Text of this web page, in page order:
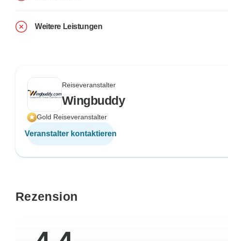
Weitere Leistungen
Reiseveranstalter
Wingbuddy
Gold Reiseveranstalter
Veranstalter kontaktieren
Rezension